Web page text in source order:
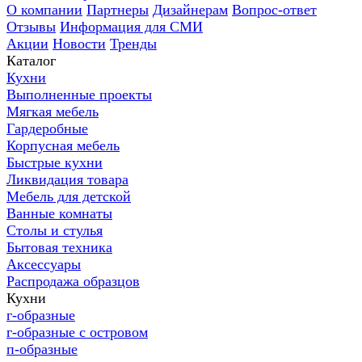
О компании Партнеры Дизайнерам Вопрос-ответ
Отзывы Информация для СМИ
Акции Новости Тренды
Каталог
Кухни
Выполненные проекты
Мягкая мебель
Гардеробные
Корпусная мебель
Быстрые кухни
Ликвидация товара
Мебель для детской
Ванные комнаты
Столы и стулья
Бытовая техника
Аксессуары
Распродажа образцов
Кухни
г-образные
г-образные с островом
п-образные